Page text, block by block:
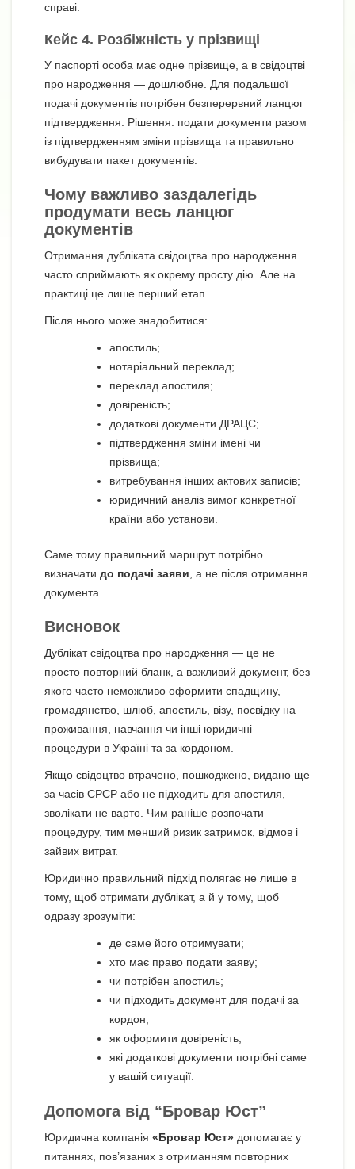
справі.
Кейс 4. Розбіжність у прізвищі
У паспорті особа має одне прізвище, а в свідоцтві
про народження — дошлюбне. Для подальшої
подачі документів потрібен безперервний ланцюг
підтвердження. Рішення: подати документи разом
із підтвердженням зміни прізвища та правильно
вибудувати пакет документів.
Чому важливо заздалегідь
продумати весь ланцюг
документів
Отримання дубліката свідоцтва про народження
часто сприймають як окрему просту дію. Але на
практиці це лише перший етап.
Після нього може знадобитися:
апостиль;
нотаріальний переклад;
переклад апостиля;
довіреність;
додаткові документи ДРАЦС;
підтвердження зміни імені чи
прізвища;
витребування інших актових записів;
юридичний аналіз вимог конкретної
країни або установи.
Саме тому правильний маршрут потрібно
визначати до подачі заяви , а не після отримання
документа.
Висновок
Дублікат свідоцтва про народження — це не
просто повторний бланк, а важливий документ, без
якого часто неможливо оформити спадщину,
громадянство, шлюб, апостиль, візу, посвідку на
проживання, навчання чи інші юридичні
процедури в Україні та за кордоном.
Якщо свідоцтво втрачено, пошкоджено, видано ще
за часів СРСР або не підходить для апостиля,
зволікати не варто. Чим раніше розпочати
процедуру, тим менший ризик затримок, відмов і
зайвих витрат.
Юридично правильний підхід полягає не лише в
тому, щоб отримати дублікат, а й у тому, щоб
одразу зрозуміти:
де саме його отримувати;
хто має право подати заяву;
чи потрібен апостиль;
чи підходить документ для подачі за
кордон;
як оформити довіреність;
які додаткові документи потрібні саме
у вашій ситуації.
Допомога від “Бровар Юст”
Юридична компанія «Бровар Юст» допомагає у
питаннях, пов’язаних з отриманням повторних